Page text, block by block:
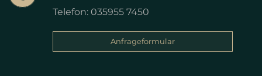
Telefon: 035955 7450
Anfrageformular